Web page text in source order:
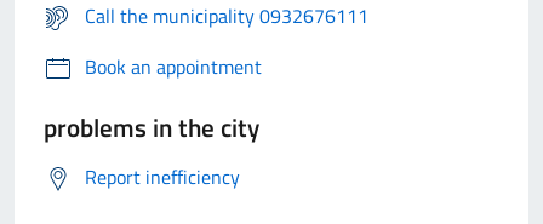
Call the municipality 0932676111
Book an appointment
problems in the city
Report inefficiency